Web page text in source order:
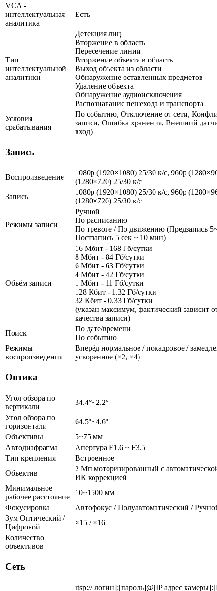
VCA -
интеллектуальная
аналитика
Есть
Тип
интеллектуальной
аналитики
Детекция лиц
Вторжение в область
Пересечение линии
Вторжение объекта в область
Выход объекта из области
Обнаружение оставленных предметов
Удаление объекта
Обнаружение аудиоисключения
Распознавание пешехода и транспорта
Условия
срабатывания
По событию, Отключение от сети,
записи, Ошибка хранения, Внешний
вход)
Запись
Воспроизведение
1080p (1920×1080) 25/30 к/с, 960p
(1280×720) 25/30 к/с
Запись
1080p (1920×1080) 25/30 к/с, 960p
(1280×720) 25/30 к/с
Режимы записи
Ручной
По расписанию
По тревоге / По движению (Предзапись
Постзапись 5 сек ~ 10 мин)
Объём записи
16 Мбит - 168 Гб/сутки
8 Мбит - 84 Гб/сутки
6 Мбит - 63 Гб/сутки
4 Мбит - 42 Гб/сутки
1 Мбит - 11 Гб/сутки
128 Кбит - 1.32 Гб/сутки
32 Кбит - 0.33 Гб/сутки
(указан максимум, фактический зависит
качества записи)
Поиск
По дате/времени
По событию
Режимы
воспроизведения
Вперёд нормальное / покадровое /
ускоренное (×2, ×4)
Оптика
Угол обзора по
вертикали
34.4°~2.2°
Угол обзора по
горизонтали
64.5°~4.6°
Объективы
5~75 мм
Автодиафрагма
Апертура F1.6 ~ F3.5
Тип крепления
Встроенное
Объектив
2 Мп моторизированный с
ИК коррекцией
Минимальное
рабочее расстояние
10~1500 мм
Фокусировка
Автофокус / Полуавтоматический /
Зум Оптический /
Цифровой
×15 / ×16
Количество
объективов
1
Сеть
rtsp://[логин]:[пароль]@[IP адрес